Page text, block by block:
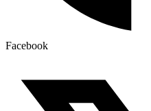
Facebook